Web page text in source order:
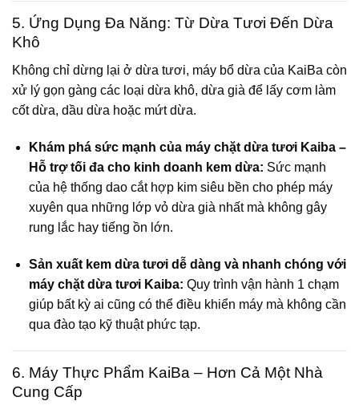
5. Ứng Dụng Đa Năng: Từ Dừa Tươi Đến Dừa
Khô
Không chỉ dừng lại ở dừa tươi, máy bổ dừa của KaiBa còn
xử lý gọn gàng các loại dừa khô, dừa già để lấy cơm làm
cốt dừa, dầu dừa hoặc mứt dừa.
Khám phá sức mạnh của máy chặt dừa tươi Kaiba –
Hỗ trợ tối đa cho kinh doanh kem dừa: Sức mạnh
của hệ thống dao cắt hợp kim siêu bền cho phép máy
xuyên qua những lớp vỏ dừa già nhất mà không gây
rung lắc hay tiếng ồn lớn.
Sản xuất kem dừa tươi dễ dàng và nhanh chóng với
máy chặt dừa tươi Kaiba: Quy trình vận hành 1 chạm
giúp bất kỳ ai cũng có thể điều khiển máy mà không cần
qua đào tạo kỹ thuật phức tạp.
6. Máy Thực Phẩm KaiBa – Hơn Cả Một Nhà
Cung Cấp